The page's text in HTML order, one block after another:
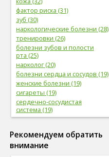
фактор риска (31)
зуб (30)
наркологические болезни (28)
тренировки (26)
болезни зубов и полости
рта (25)
нарколог (20)
болезни сердца и сосудов (19)
женские болезни (19)
сигареты (19)
сердечно-сосудистая
система (19)
женское здоровье (18)
спорт (17)
женская половая система (17)
Рекомендуем обратить
внимание